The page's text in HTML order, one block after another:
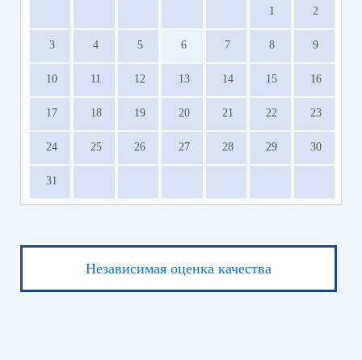
1 2
3 4 5 6 7 8 9
10 11 12 13 14 15 16
17 18 19 20 21 22 23
24 25 26 27 28 29 30
31
Независимая оценка качества